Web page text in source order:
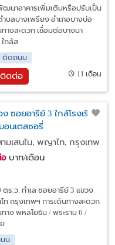
นาอาคารเพิ่มเติมหรือปรับเป็น
ำบลบางเพรียง อำเภอบางบ่อ
างสะดวก เชื่อมต่อบางนา
ใกล้ส
ติดถนน
ติดต่อ 11 เดือน
ง ซอยอารีย์ 3 ใกล้โรงเรียน
อนเตสซอรี่
มเสนใน, พญาไท, กรุงเทพ
บาท/เดือน
ตร.ว. ทำเล ซอยอารีย์ 3 แขวง
ท กรุงเทพฯ การเดินทางสะดวก
ทาง พหลโยธิน / พระราม 6 /
น